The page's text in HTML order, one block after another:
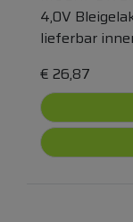
4,0V
lieferbar
€ 26,87